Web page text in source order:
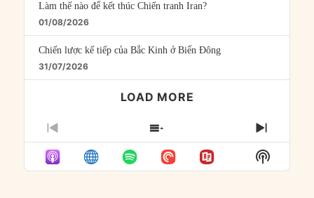
Làm thế nào để kết thúc Chiến tranh Iran?
01/08/2026
Chiến lược kế tiếp của Bắc Kinh ở Biển Đông
31/07/2026
LOAD MORE
PREVIOUS
EPISODE
SHOW
EPISODES
LIST
NEXT
Show
Podcast